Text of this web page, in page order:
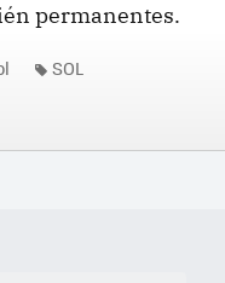
permanentes.
SOL